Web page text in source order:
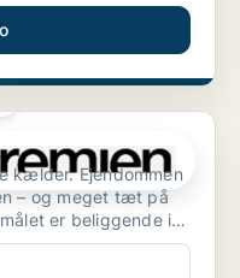
kælder. Ejendommen
– og meget tæt på